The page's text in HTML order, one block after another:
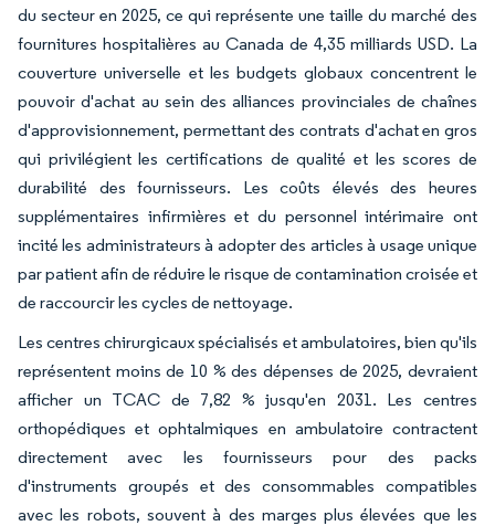
du secteur en 2025, ce qui représente une taille du marché des
fournitures hospitalières au Canada de 4,35 milliards USD. La
couverture universelle et les budgets globaux concentrent le
pouvoir d'achat au sein des alliances provinciales de chaînes
d'approvisionnement, permettant des contrats d'achat en gros
qui privilégient les certifications de qualité et les scores de
durabilité des fournisseurs. Les coûts élevés des heures
supplémentaires infirmières et du personnel intérimaire ont
incité les administrateurs à adopter des articles à usage unique
par patient afin de réduire le risque de contamination croisée et
de raccourcir les cycles de nettoyage.
Les centres chirurgicaux spécialisés et ambulatoires, bien qu'ils
représentent moins de 10 % des dépenses de 2025, devraient
afficher un TCAC de 7,82 % jusqu'en 2031. Les centres
orthopédiques et ophtalmiques en ambulatoire contractent
directement avec les fournisseurs pour des packs
d'instruments groupés et des consommables compatibles
avec les robots, souvent à des marges plus élevées que les